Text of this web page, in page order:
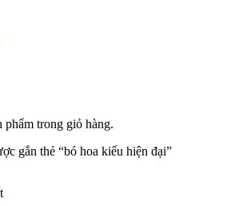
phẩm trong giỏ hàng.
gắn thẻ “bó hoa kiểu hiện đại”